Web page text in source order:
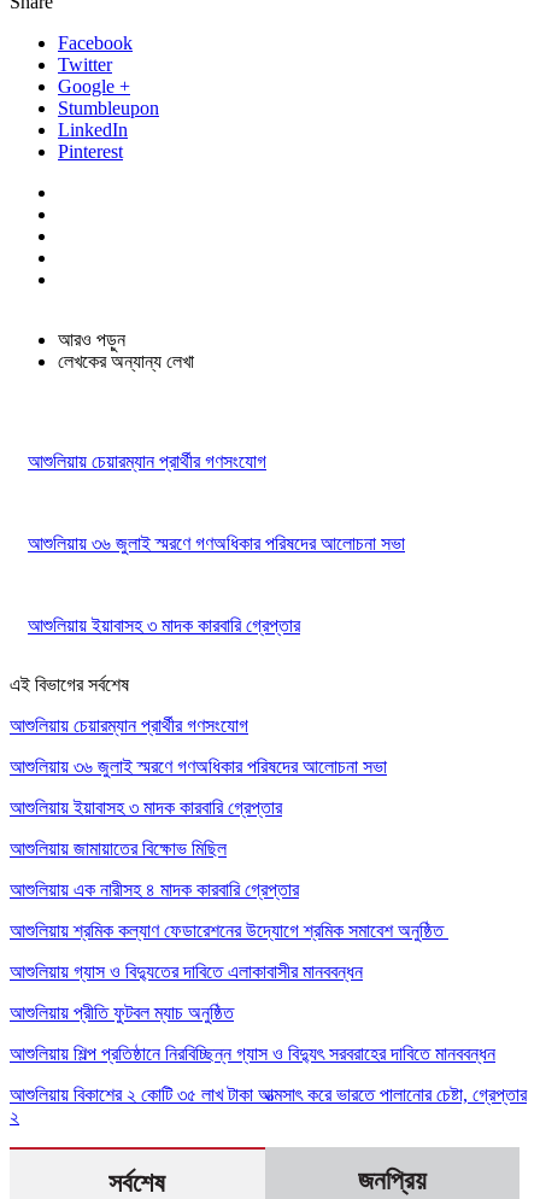
Facebook
Twitter
Google +
Stumbleupon
LinkedIn
Pinterest
আরও পড়ুন
লেখকের অন্যান্য লেখা
আশুলিয়ায় চেয়ারম্যান প্রার্থীর গণসংযোগ
আশুলিয়ায় ৩৬ জুলাই স্মরণে গণঅধিকার পরিষদের আলোচনা সভা
আশুলিয়ায় ইয়াবাসহ ৩ মাদক কারবারি গ্রেপ্তার
এই বিভাগের সর্বশেষ
আশুলিয়ায় চেয়ারম্যান প্রার্থীর গণসংযোগ
আশুলিয়ায় ৩৬ জুলাই স্মরণে গণঅধিকার পরিষদের আলোচনা সভা
আশুলিয়ায় ইয়াবাসহ ৩ মাদক কারবারি গ্রেপ্তার
আশুলিয়ায় জামায়াতের বিক্ষোভ মিছিল
আশুলিয়ায় এক নারীসহ ৪ মাদক কারবারি গ্রেপ্তার
আশুলিয়ায় শ্রমিক কল্যাণ ফেডারেশনের উদ্যোগে শ্রমিক সমাবেশ অনুষ্ঠিত
আশুলিয়ায় গ্যাস ও বিদ্যুতের দাবিতে এলাকাবাসীর মানববন্ধন
আশুলিয়ায় প্রীতি ফুটবল ম্যাচ অনুষ্ঠিত
আশুলিয়ায় শিল্প প্রতিষ্ঠানে নিরবিচ্ছিন্ন গ্যাস ও বিদ্যুৎ সরবরাহের দাবিতে মানববন্ধন
আশুলিয়ায় বিকাশের ২ কোটি ৩৫ লাখ টাকা আত্মসাৎ করে ভারতে পালানোর চেষ্টা, গ্রেপ্তার
২
সর্বশেষ জনপ্রিয়